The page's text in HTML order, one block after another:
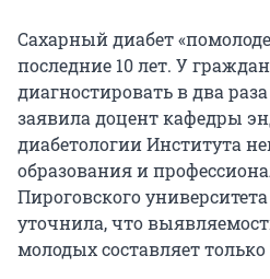
Сахарный диабет
последние 10 лет. У
диагностировать в два
заявила доцент кафедры
диабетологии Института
образования и
Пироговского
уточнила, что
молодых составляет только